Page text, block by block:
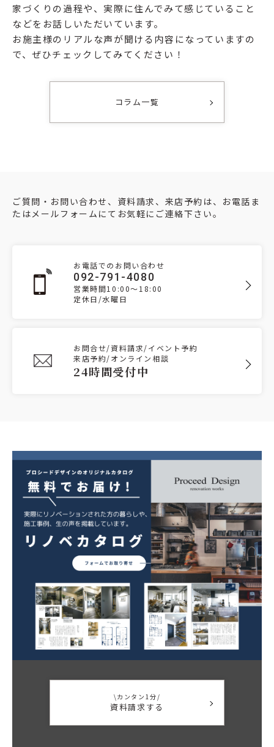
家づくりの過程や、実際に住んでみて感じていること
などをお話しいただいています。
お施主様のリアルな声が聞ける内容になっていますの
で、ぜひチェックしてみてください！
コラム一覧
ご質問・お問い合わせ、資料請求、来店予約は、お電話ま
たはメールフォームにてお気軽にご連絡下さい。
お電話でのお問い合わせ
092-791-4080
営業時間10:00～18:00
定休日/水曜日
お問合せ/資料請求/イベント予約
来店予約/オンライン相談
24時間受付中
\カンタン1分/
資料請求する